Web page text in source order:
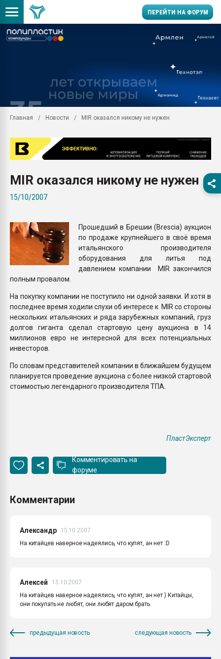
ПЕРЕЙТИ НА ФОРУМ
29.07.2026 ФРП помог
заводу пластмасс"
Помощь в подборе
Вакуум-формовочные
Подмосковье, Москва
первый план в
пластмасс
Всё, что касается
бутылок
ПЕРЕЙТИ НА
Главная Новости MIR оказался никому не нужен
MIR оказался никому не нужен
15/10/2007
Прошедший в Брешии (Brescia) аукцион
по продаже крупнейшего в своё время
итальянского производителя
оборудования для литья под
давлением компании MIR закончился
полным провалом.
На покупку компании не поступило ни одной заявки. И хотя в
последнее время ходили слухи об интересе к MIR со стороны
нескольких итальянских и ряда зарубежных компаний, груз
долгов гиганта сделал стартовую цену аукциона в 14
миллионов евро не интересной для всех потенциальных
инвесторов.
По словам представителей компании в ближайшем будущем
планируется проведение аукциона с более низкой стартовой
стоимостью легендарного производителя ТПА.
ПластЭксперт
Комментировать на
форуме
Комментарии
Александр
15.10.2007
На китайцев наверное надеялись, что купят, ан нет :D
Алексей
15.10.2007
На китайцев наверное надеялись, что купят, ан нет ) Китайцы,
они покупать не любят, они любят даром брать.
предыдущая новость следующая новость